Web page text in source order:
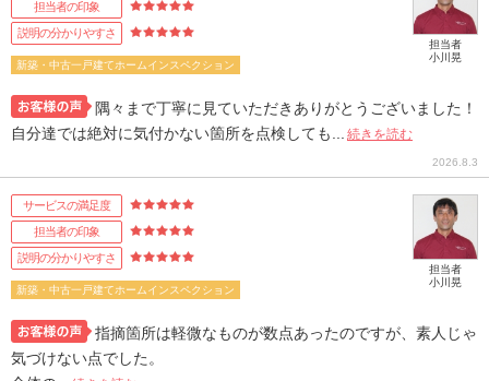
担当者の印象
説明の分かりやすさ
新築・中古一戸建てホームインスペクション
担当者
小川晃
隅々まで丁寧に見ていただきありがとうございました！
自分達では絶対に気付かない箇所を点検しても...
続きを読む
2026.8.3
サービスの満足度
担当者の印象
説明の分かりやすさ
新築・中古一戸建てホームインスペクション
担当者
小川晃
指摘箇所は軽微なものが数点あったのですが、素人じゃ
気づけない点でした。